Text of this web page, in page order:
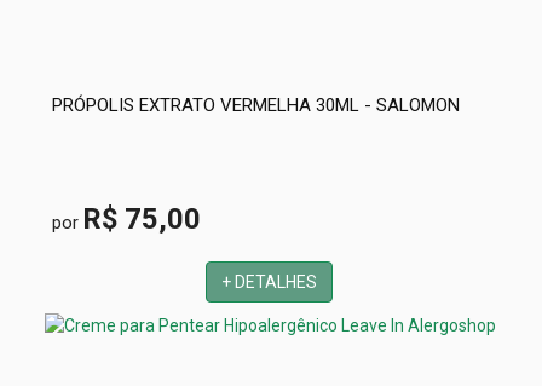
PRÓPOLIS EXTRATO VERMELHA 30ML - SALOMON
por R$ 75,00
+ DETALHES